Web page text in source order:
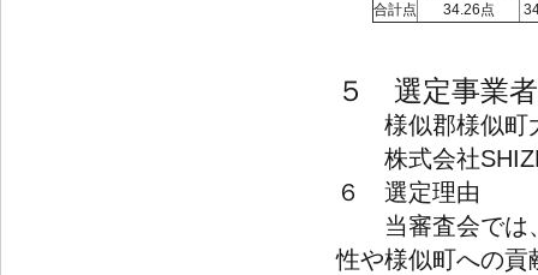
合計点
34.26点
５ 選定事業者
様似郡様似町
株式会社
６ 選定理由
当審査会では、
性や様似町への貢